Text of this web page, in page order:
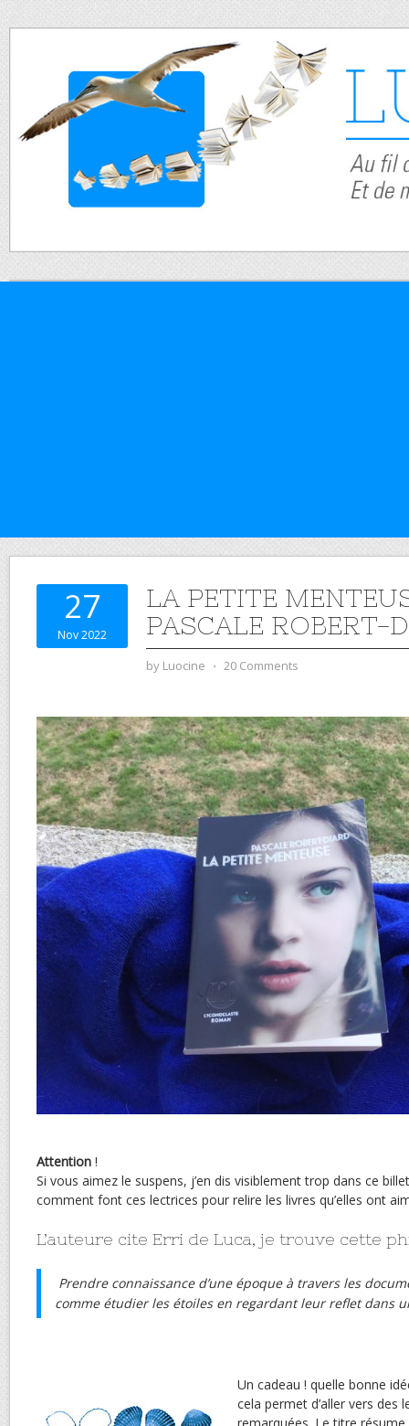
27
Nov 2022
LA PETITE
PASCALE ROBERT-
by Luocine ⋅ 20 Comments
Attention !
Si vous aimez le suspens, j’en dis visiblement trop dans ce
comment font ces lectrices pour relire les livres qu’elles ont
L’auteure cite Erri de Luca, je trouve cette
Prendre connaissance d’une époque à travers les
comme étudier les étoiles en regardant leur reflet dans
Un cadeau ! quelle bonne
cela permet d’aller vers des